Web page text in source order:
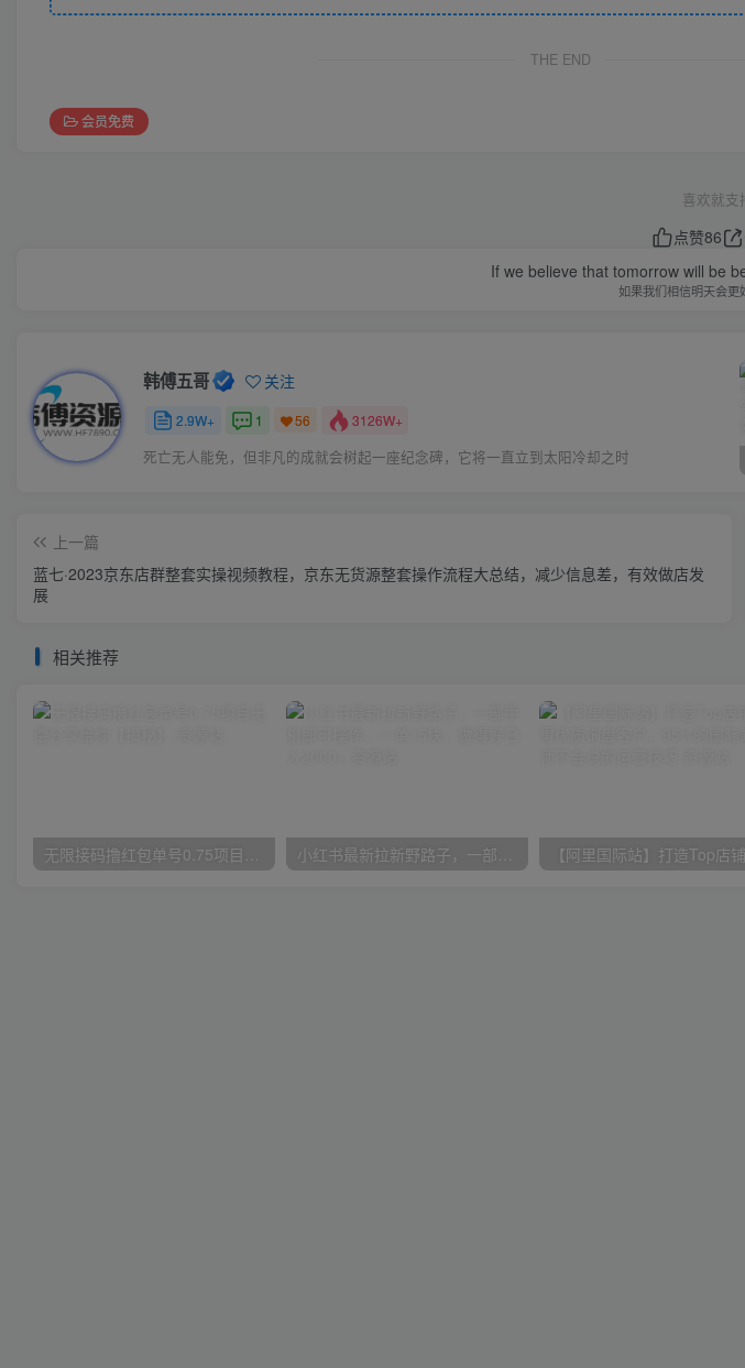
THE END
会员免费
喜欢就支
点赞86
If we believe that tomorrow will be
如果我们相信明天会更
韩傅五哥 关注
2.9W+ 1 56 3126W+
死亡无人能免，但非凡的成就会树起一座纪念碑，它将一直立到太阳冷却之时
上一篇
蓝七·2023京东店群整套实操视频教程，京东无货源整套操作流程大总结，减少信息差，有效做店发
展
相关推荐